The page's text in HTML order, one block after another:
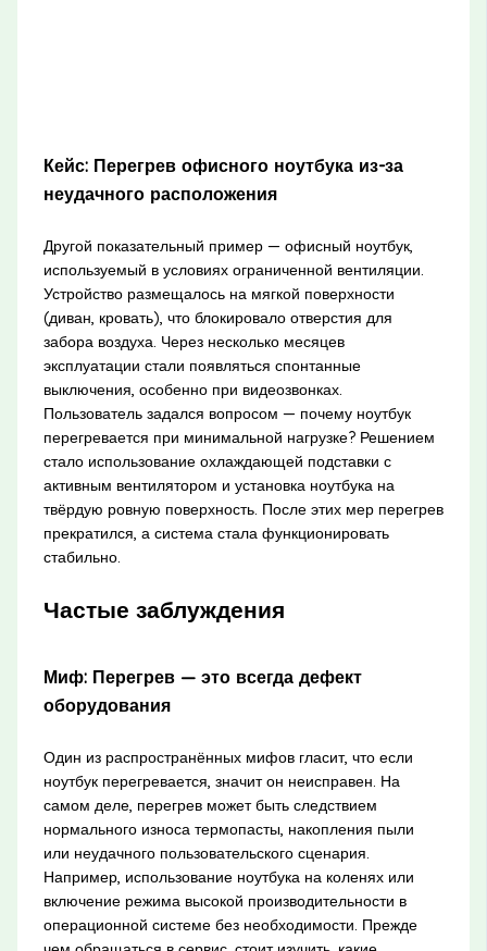
Кейс: Перегрев офисного ноутбука из-за
неудачного расположения
Другой показательный пример — офисный ноутбук,
используемый в условиях ограниченной вентиляции.
Устройство размещалось на мягкой поверхности
(диван, кровать), что блокировало отверстия для
забора воздуха. Через несколько месяцев
эксплуатации стали появляться спонтанные
выключения, особенно при видеозвонках.
Пользователь задался вопросом — почему ноутбук
перегревается при минимальной нагрузке? Решением
стало использование охлаждающей подставки с
активным вентилятором и установка ноутбука на
твёрдую ровную поверхность. После этих мер перегрев
прекратился, а система стала функционировать
стабильно.
Частые заблуждения
Миф: Перегрев — это всегда дефект
оборудования
Один из распространённых мифов гласит, что если
ноутбук перегревается, значит он неисправен. На
самом деле, перегрев может быть следствием
нормального износа термопасты, накопления пыли
или неудачного пользовательского сценария.
Например, использование ноутбука на коленях или
включение режима высокой производительности в
операционной системе без необходимости. Прежде